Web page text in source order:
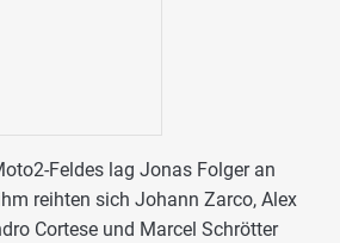
Feldes lag Jonas Folger an
reihten sich Johann Zarco, Alex
Cortese und Marcel Schrötter